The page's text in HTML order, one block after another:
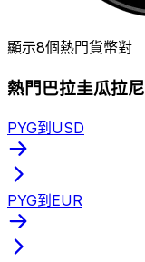
顯示8個熱門貨幣對
熱門巴拉圭瓜拉
PYG到USD
PYG到EUR